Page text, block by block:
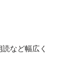
など幅広く